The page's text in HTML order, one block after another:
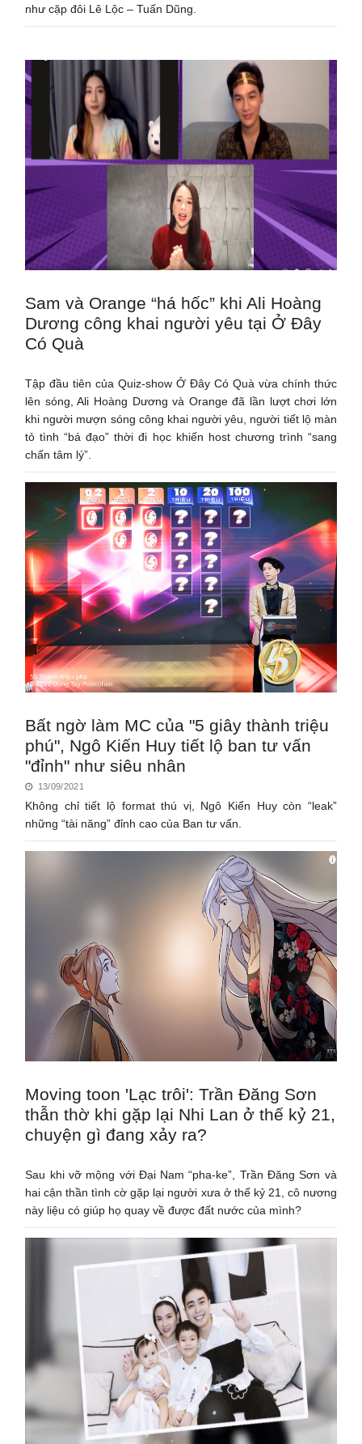
như cặp đôi Lê Lộc – Tuấn Dũng.
Sam và Orange “há hốc” khi Ali Hoàng
Dương công khai người yêu tại Ở Đây
Có Quà
Tập đầu tiên của Quiz-show Ở Đây Có Quà vừa chính thức
lên sóng, Ali Hoàng Dương và Orange đã lần lượt chơi lớn
khi người mượn sóng công khai người yêu, người tiết lộ màn
tỏ tình “bá đạo” thời đi học khiến host chương trình “sang
chấn tâm lý”.
Bất ngờ làm MC của "5 giây thành triệu
phú", Ngô Kiến Huy tiết lộ ban tư vấn
"đỉnh" như siêu nhân
13/09/2021
Không chỉ tiết lộ format thú vị, Ngô Kiến Huy còn “leak”
những “tài năng” đỉnh cao của Ban tư vấn.
Moving toon 'Lạc trôi': Trần Đăng Sơn
thẫn thờ khi gặp lại Nhi Lan ở thế kỷ 21,
chuyện gì đang xảy ra?
Sau khi vỡ mộng với Đại Nam “pha-ke”, Trần Đăng Sơn và
hai cận thần tình cờ gặp lại người xưa ở thế kỷ 21, cô nương
này liệu có giúp họ quay về được đất nước của mình?